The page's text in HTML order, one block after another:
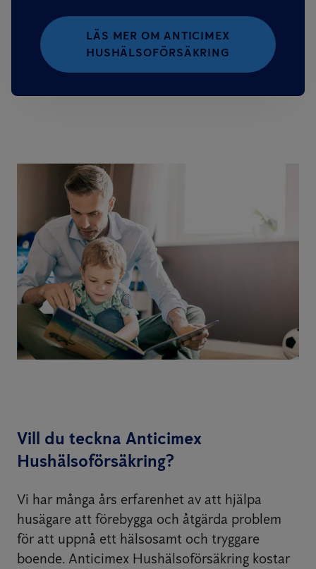
LÄS MER OM ANTICIMEX
HUSHÄLSOFÖRSÄKRING
Vill du teckna Anticimex
Hushälsoförsäkring?
Vi har många års erfarenhet av att hjälpa
husägare att förebygga och åtgärda problem
för att uppnå ett hälsosamt och tryggare
boende. Anticimex Hushälsoförsäkring kostar